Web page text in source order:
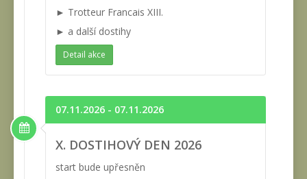
► Trotteur Francais XIII.
► a další dostihy
Detail akce
07.11.2026 - 07.11.2026
X. DOSTIHOVÝ DEN 2026
start bude upřesněn